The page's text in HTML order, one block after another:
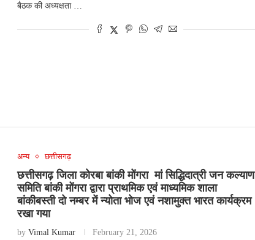
बैठक की अध्यक्षता …
अन्य छत्तीसगढ़
छत्तीसगढ़ जिला कोरबा बांकी मोंगरा मां सिद्धिदात्री जन कल्याण
समिति बांकी मोंगरा द्वारा प्राथमिक एवं माध्यमिक शाला
बांकीबस्ती दो नम्बर में न्योता भोज एवं नशामुक्त भारत कार्यक्रम
रखा गया
by Vimal Kumar February 21, 2026